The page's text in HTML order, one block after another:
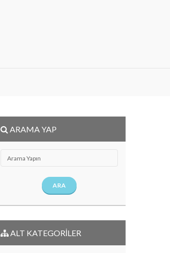
ARAMA YAP
ARA
ALT KATEGORİLER